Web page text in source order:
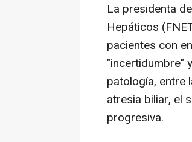
La presidenta
Hepáticos
pacientes con
"incertidumbre"
patología, entre
atresia biliar, el
progresiva.